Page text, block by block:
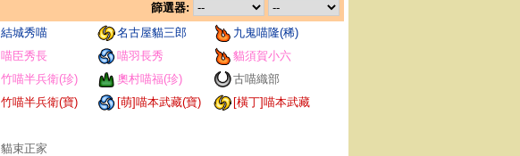
篩選器:
結城秀喵 名古屋貓三郎
九鬼喵隆(稀)
喵臣秀長 喵羽長秀
貓須賀小六
竹喵半兵衛(珍) 奧村喵福(珍)
古喵織部
竹喵半兵衛(寶) [萌]喵本武藏(寶)
[橫丁]喵本武藏
貓束正家